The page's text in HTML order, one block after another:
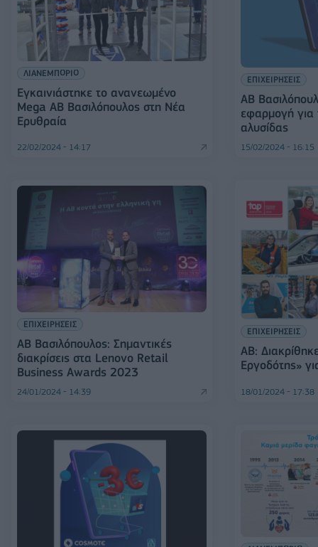
ΛΙΑΝΕΜΠΟΡΙΟ
Εγκαινιάστηκε το ανανεωμένο
Mega ΑΒ Βασιλόπουλος στη Νέα
Ερυθραία
22/02/2024 - 14:17
ΕΠΙΧΕΙΡΗΣΕΙΣ
ΑΒ
εφαρμογή για
αλυσίδας
15/02/2024 - 16:15
ΕΠΙΧΕΙΡΗΣΕΙΣ
ΑΒ Βασιλόπουλος: Σημαντικές
διακρίσεις στα Lenovo Retail
Business Awards 2023
24/01/2024 - 14:39
ΕΠΙΧΕΙΡΗΣΕΙΣ
ΑΒ:
Εργοδότης»
18/01/2024 - 17:38